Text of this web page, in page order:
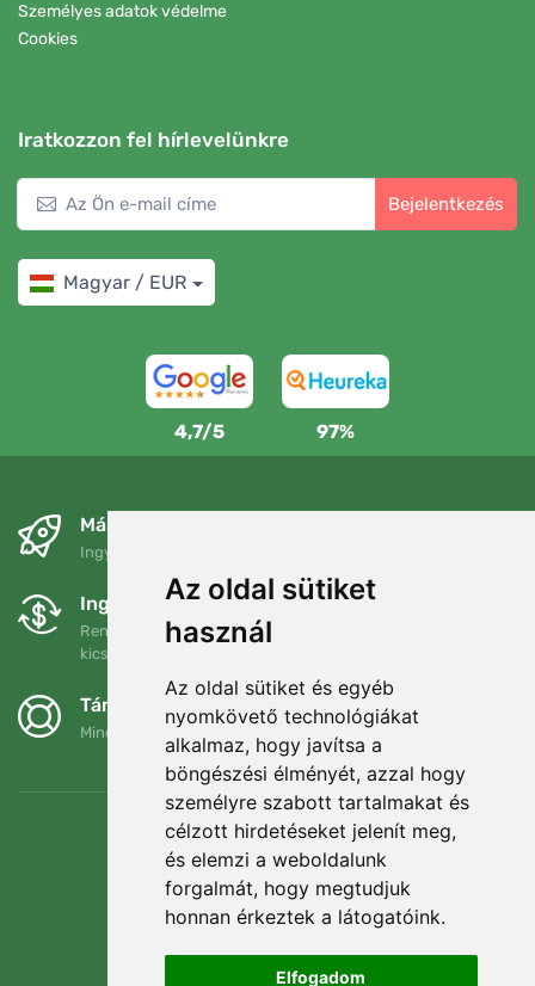
Az oldal sütiket
használ
Az oldal sütiket és egyéb
nyomkövető technológiákat
alkalmaz, hogy javítsa a
böngészési élményét, azzal hogy
személyre szabott tartalmakat és
célzott hirdetéseket jelenít meg,
és elemzi a weboldalunk
forgalmát, hogy megtudjuk
honnan érkeztek a látogatóink.
Elfogadom
Személyes adatok védelme
Cookies
Iratkozzon fel hírlevelünkre
Bejelentkezés
Magyar / EUR
4,7/5 97%
Másnapra és ingyenesen
Ingyenes szállítás a következő összeg felett: 80 EUR
Ingyenes csere és visszaküldés
Rendelését 90 napon belül bármikor visszaküldheti vagy
kicserélheti.
Támogatjuk a Trees.org-ot
Minden megrendelésért ültetünk egy fát! Bővebben